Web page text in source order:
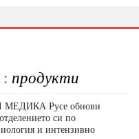
: продукти
Русе обнови
си по
и интензивно